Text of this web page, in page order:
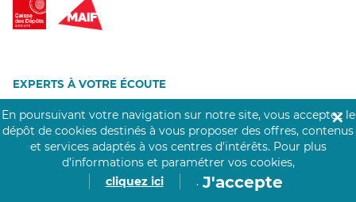
EXPERTS À VOTRE ÉCOUTE
téléphone 7/7.
Être rappelé aujourd'hui
MOIGNAGES CLIENTS
En poursuivant votre navigation sur notre site, vous acceptez le
dépôt de cookies destinés à vous proposer des offres, contenus
et services adaptés à vos centres d’intérêts. Pour plus
d’informations et paramétrer vos cookies,
cliquez ici
. J'accepte
✕